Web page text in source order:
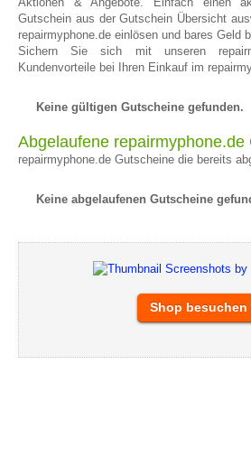
Gutschein aus der Gutschein Übersicht
repairmyphone.de einlösen und bares Geld
Sichern Sie sich mit unseren
Kundenvorteile bei Ihren Einkauf im
Keine gültigen Gutscheine gefunden.
Abgelaufene repairmyphone.de
repairmyphone.de Gutscheine die bereits
Keine abgelaufenen Gutscheine
Shop besuchen